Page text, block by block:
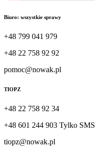
Biuro: wszystkie sprawy
+48 799 041 979
+48 22 758 92 92
pomoc@nowak.pl
TIOPZ
+48 22 758 92 34
+48 601 244 903 Tylko SMS
tiopz@nowak.pl